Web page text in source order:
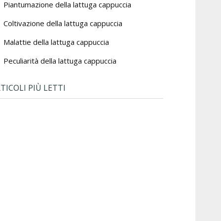
Piantumazione della lattuga cappuccia
Coltivazione della lattuga cappuccia
Malattie della lattuga cappuccia
Peculiarità della lattuga cappuccia
PIÙ LETTI